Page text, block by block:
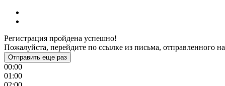
Регистрация пройдена успешно!
Пожалуйста, перейдите по ссылке из письма, отправленного на
Отправить еще раз
00:00
01:00